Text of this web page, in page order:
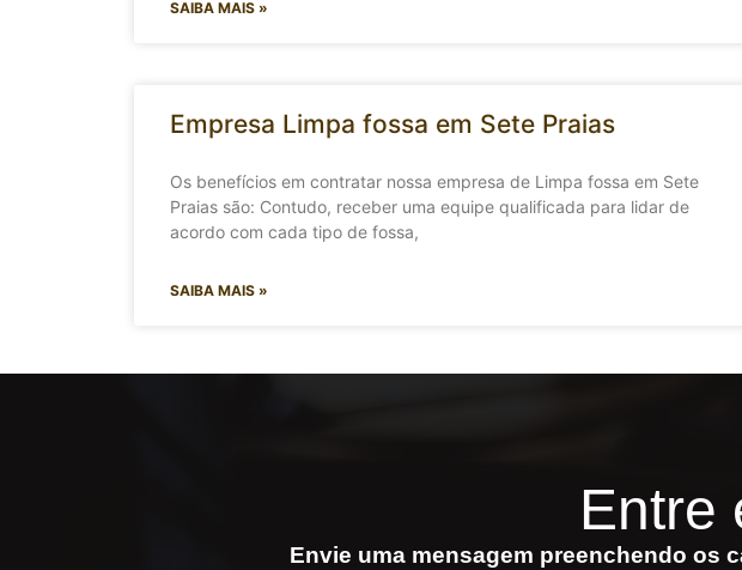
SAIBA MAIS »
Empresa Limpa fossa em Sete Praias
Os benefícios em contratar nossa empresa de Limpa fossa em Sete
Praias são: Contudo, receber uma equipe qualificada para lidar de
acordo com cada tipo de fossa,
SAIBA MAIS »
Entre
Envie uma mensagem preenchendo os